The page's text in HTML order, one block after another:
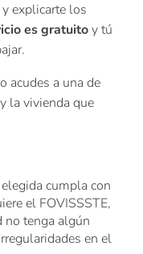
explicarte los
es gratuitoy tú
acudes a una de
la vivienda que
cumpla con
el FOVISSSTE,
no tenga algún
en el